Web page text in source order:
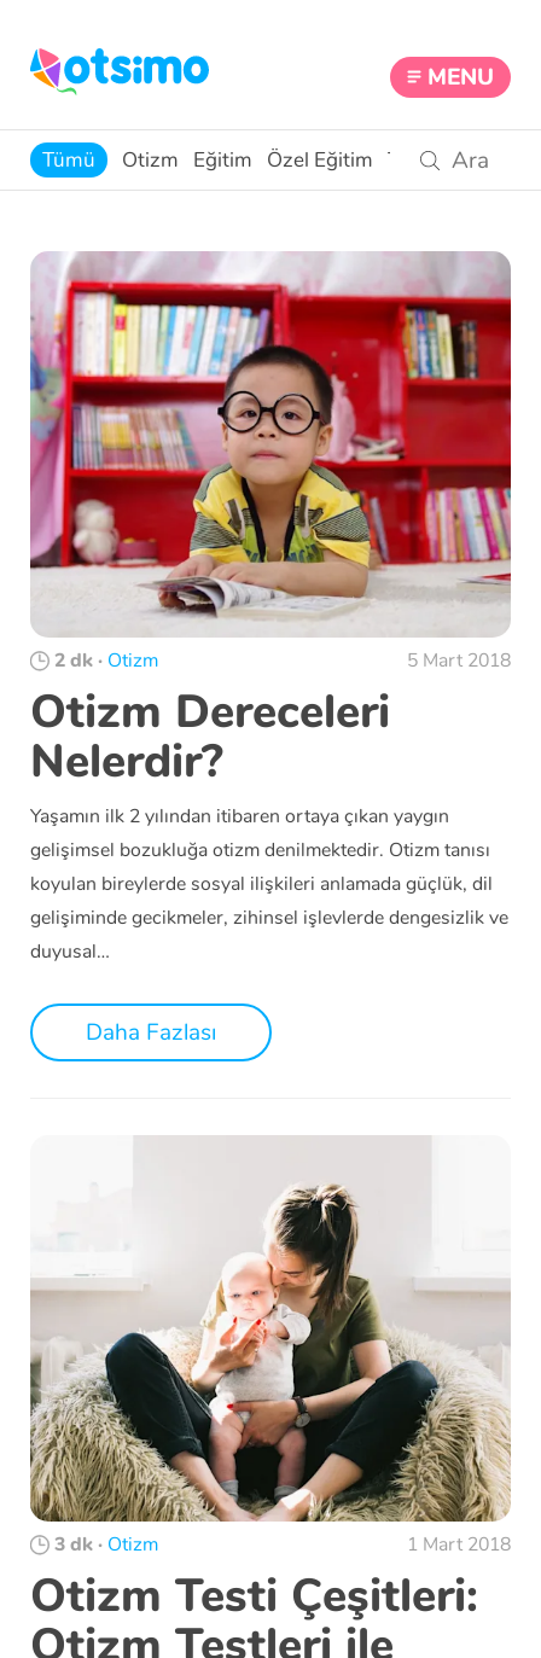
MENU
Tümü Otizm Eğitim Özel Eğitim Teknoloji
2 dk · Otizm 5 Mart 2018
Otizm Dereceleri
Nelerdir?
Yaşamın ilk 2 yılından itibaren ortaya çıkan yaygın
gelişimsel bozukluğa otizm denilmektedir. Otizm tanısı
koyulan bireylerde sosyal ilişkileri anlamada güçlük, dil
gelişiminde gecikmeler, zihinsel işlevlerde dengesizlik ve
duyusal…
Daha Fazlası
3 dk · Otizm 1 Mart 2018
Otizm Testi Çeşitleri:
Otizm Testleri ile